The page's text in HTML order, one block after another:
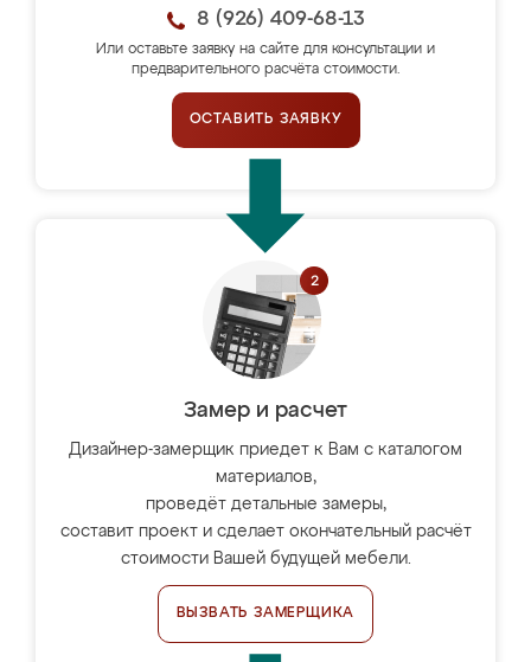
8 (926) 409-68-13
Или оставьте заявку на сайте для консультации и
предварительного расчёта стоимости.
ОСТАВИТЬ ЗАЯВКУ
Замер и расчет
Дизайнер-замерщик приедет к Вам с каталогом
материалов,
проведёт детальные замеры,
составит проект и сделает окончательный расчёт
стоимости Вашей будущей мебели.
ВЫЗВАТЬ ЗАМЕРЩИКА